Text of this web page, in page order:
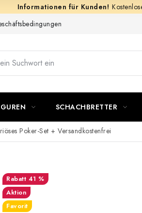
SCHACHBRETTER
Poker-Set + Versandkostenfrei
41 %
Aktion
Favorit